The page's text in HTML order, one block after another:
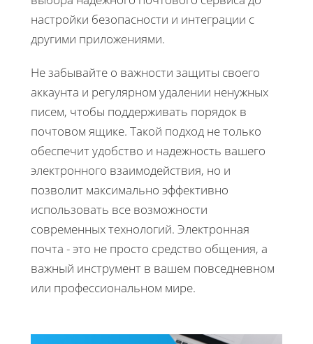
настройки безопасности и интеграции с
другими приложениями.
Не забывайте о важности защиты своего
аккаунта и регулярном удалении ненужных
писем, чтобы поддерживать порядок в
почтовом ящике. Такой подход не только
обеспечит удобство и надежность вашего
электронного взаимодействия, но и
позволит максимально эффективно
использовать все возможности
современных технологий. Электронная
почта - это не просто средство общения, а
важный инструмент в вашем повседневном
или профессиональном мире.